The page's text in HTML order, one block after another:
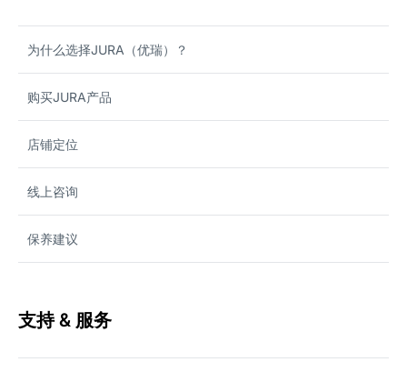
为什么选择JURA（优瑞）？
购买JURA产品
店铺定位
线上咨询
保养建议
支持 & 服务